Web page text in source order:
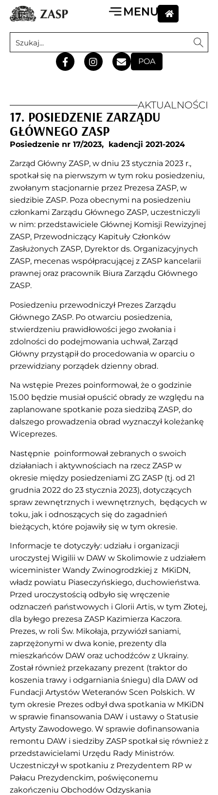
POA
AKTUALNOŚCI
17. POSIEDZENIE ZARZĄDU
GŁÓWNEGO ZASP
Posiedzenie nr 17/2023, kadencji 2021-2024
Zarząd Główny ZASP, w dniu 23 stycznia 2023 r.,
spotkał się na pierwszym w tym roku posiedzeniu,
zwołanym stacjonarnie przez Prezesa ZASP, w
siedzibie ZASP. Poza obecnymi na posiedzeniu
członkami Zarządu Głównego ZASP, uczestniczyli
w nim: przedstawiciele Głównej Komisji Rewizyjnej
ZASP, Przewodniczący Kapituły Członków
Zasłużonych ZASP, Dyrektor ds. Organizacyjnych
ZASP, mecenas współpracującej z ZASP kancelarii
prawnej oraz pracownik Biura Zarządu Głównego
ZASP.
Posiedzeniu przewodniczył Prezes Zarządu
Głównego ZASP. Po otwarciu posiedzenia,
stwierdzeniu prawidłowości jego zwołania i
zdolności do podejmowania uchwał, Zarząd
Główny przystąpił do procedowania w oparciu o
przewidziany porządek dzienny obrad.
Na wstępie Prezes poinformował, że o godzinie
15.00 będzie musiał opuścić obrady ze względu na
zaplanowane spotkanie poza siedzibą ZASP, do
dalszego prowadzenia obrad wyznaczył koleżankę
Wiceprezes.
Następnie poinformował zebranych o swoich
działaniach i aktywnościach na rzecz ZASP w
okresie między posiedzeniami ZG ZASP (tj. od 21
grudnia 2022 do 23 stycznia 2023), dotyczących
spraw zewnętrznych i wewnętrznych, będących w
toku, jak i odnoszących się do zagadnień
bieżących, które pojawiły się w tym okresie.
Informacje te dotyczyły: udziału i organizacji
uroczystej Wigilii w DAW w Skolimowie z udziałem
wiceminister Wandy Zwinogrodzkiej z MKiDN,
władz powiatu Piaseczyńskiego, duchowieństwa.
Przed uroczystością odbyło się wręczenie
odznaczeń państwowych i Glorii Artis, w tym Złotej,
dla byłego prezesa ZASP Kazimierza Kaczora.
Prezes, w roli Św. Mikołaja, przywiózł saniami,
zaprzężonymi w dwa konie, prezenty dla
mieszkańców DAW oraz uchodźców z Ukrainy.
Został również przekazany prezent (traktor do
koszenia trawy i odgarniania śniegu) dla DAW od
Fundacji Artystów Weteranów Scen Polskich. W
tym okresie Prezes odbył dwa spotkania w MKiDN
w sprawie finansowania DAW i ustawy o Statusie
Artysty Zawodowego. W sprawie dofinansowania
remontu DAW i siedziby ZASP spotkał się również z
przedstawicielami Urzędu Rady Ministrów.
Uczestniczył w spotkaniu z Prezydentem RP w
Pałacu Prezydenckim, poświęconemu
zakończeniu Obchodów Odzyskania